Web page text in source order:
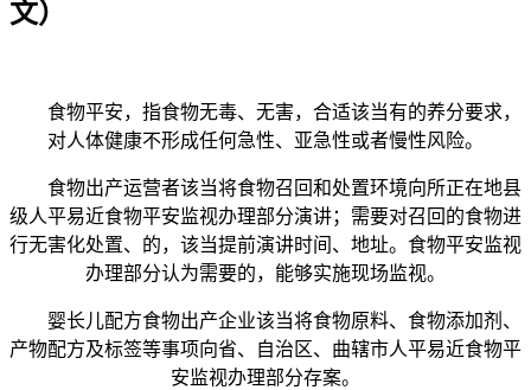
文）
食物平安，指食物无毒、无害，合适该当有的养分要求，
对人体健康不形成任何急性、亚急性或者慢性风险。
食物出产运营者该当将食物召回和处置环境向所正在地县
级人平易近食物平安监视办理部分演讲；需要对召回的食物进
行无害化处置、的，该当提前演讲时间、地址。食物平安监视
办理部分认为需要的，能够实施现场监视。
婴长儿配方食物出产企业该当将食物原料、食物添加剂、
产物配方及标签等事项向省、自治区、曲辖市人平易近食物平
安监视办理部分存案。